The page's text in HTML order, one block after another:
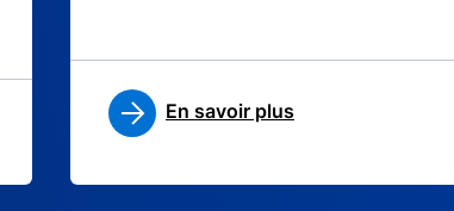
En savoir plus